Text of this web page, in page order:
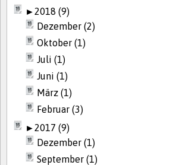
►2018 (9)
Dezember (2)
Oktober (1)
Juli (1)
Juni (1)
März (1)
Februar (3)
►2017 (9)
Dezember (1)
September (1)